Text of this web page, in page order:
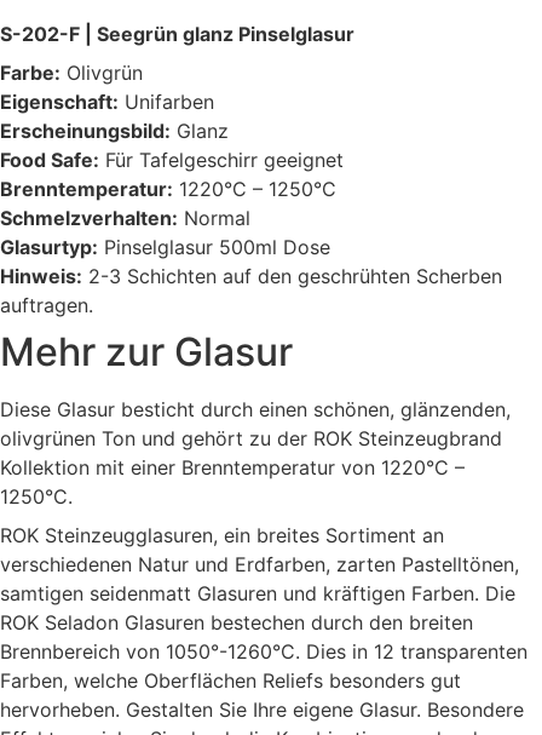
Menge
S-202-F | Seegrün glanz Pinselglasur
Farbe: Olivgrün
Eigenschaft: Unifarben
Erscheinungsbild: Glanz
Food Safe: Für Tafelgeschirr geeignet
Brenntemperatur: 1220°C – 1250°C
Schmelzverhalten: Normal
Glasurtyp: Pinselglasur 500ml Dose
Hinweis: 2-3 Schichten auf den geschrühten Scherben
auftragen.
Mehr zur Glasur
Diese Glasur besticht durch einen schönen, glänzenden,
olivgrünen Ton und gehört zu der ROK Steinzeugbrand
Kollektion mit einer Brenntemperatur von 1220°C –
1250°C.
ROK Steinzeugglasuren, ein breites Sortiment an
verschiedenen Natur und Erdfarben, zarten Pastelltönen,
samtigen seidenmatt Glasuren und kräftigen Farben. Die
ROK Seladon Glasuren bestechen durch den breiten
Brennbereich von 1050°-1260°C. Dies in 12 transparenten
Farben, welche Oberflächen Reliefs besonders gut
hervorheben. Gestalten Sie Ihre eigene Glasur. Besondere